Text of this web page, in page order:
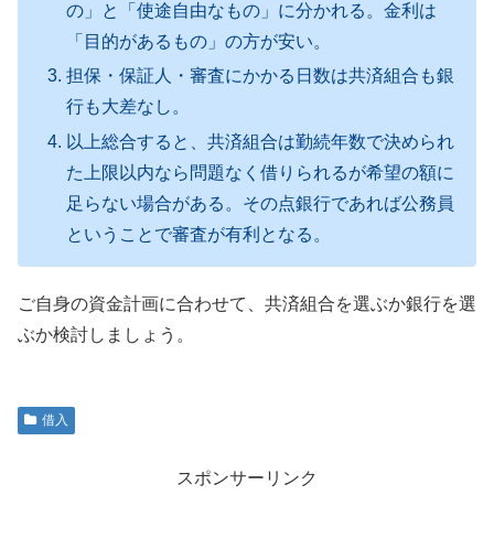
の」と「使途自由なもの」に分かれる。金利は
「目的があるもの」の方が安い。
担保・保証人・審査にかかる日数は共済組合も銀
行も大差なし。
以上総合すると、共済組合は勤続年数で決められ
た上限以内なら問題なく借りられるが希望の額に
足らない場合がある。その点銀行であれば公務員
ということで審査が有利となる。
ご自身の資金計画に合わせて、共済組合を選ぶか銀行を選
ぶか検討しましょう。
借入
スポンサーリンク